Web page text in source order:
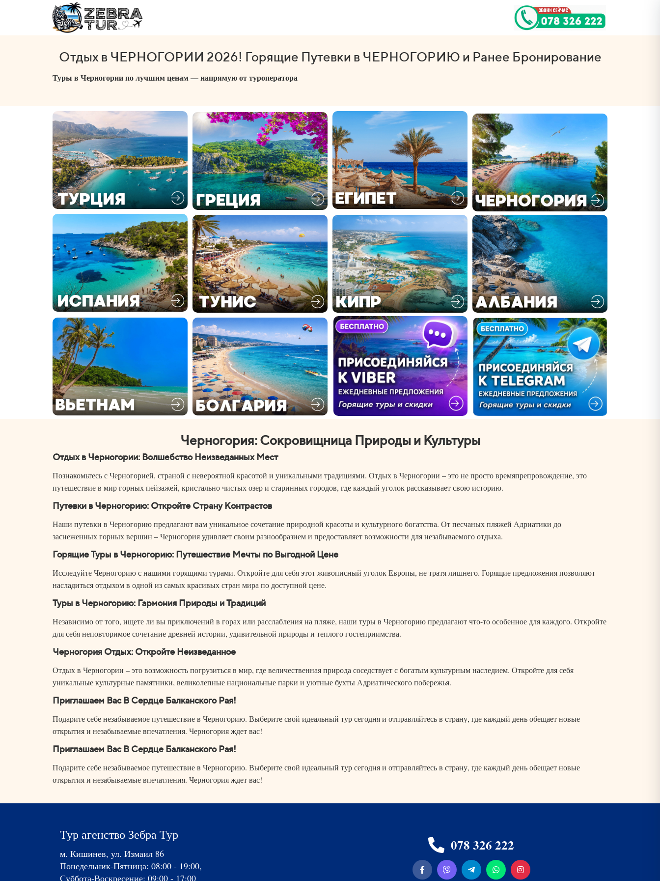
Отдых в ЧЕРНОГОРИИ 2026! Горящие Путевки в ЧЕРНОГОРИЮ и Ранее Бронирование
Туры в Черногории по лучшим ценам — напрямую от туроператора
Черногория: Сокровищница Природы и Культуры
Отдых в Черногории: Волшебство Неизведанных Мест
Познакомьтесь с Черногорией, страной с невероятной красотой и уникальными традициями. Отдых в Черногории – это не просто времяпрепровождение, это
путешествие в мир горных пейзажей, кристально чистых озер и старинных городов, где каждый уголок рассказывает свою историю.
Путевки в Черногорию: Откройте Страну Контрастов
Наши путевки в Черногорию предлагают вам уникальное сочетание природной красоты и культурного богатства. От песчаных пляжей Адриатики до
заснеженных горных вершин – Черногория удивляет своим разнообразием и предоставляет возможности для незабываемого отдыха.
Горящие Туры в Черногорию: Путешествие Мечты по Выгодной Цене
Исследуйте Черногорию с нашими горящими турами. Откройте для себя этот живописный уголок Европы, не тратя лишнего. Горящие предложения позволяют
насладиться отдыхом в одной из самых красивых стран мира по доступной цене.
Туры в Черногорию: Гармония Природы и Традиций
Независимо от того, ищете ли вы приключений в горах или расслабления на пляже, наши туры в Черногорию предлагают что-то особенное для каждого. Откройте
для себя неповторимое сочетание древней истории, удивительной природы и теплого гостеприимства.
Черногория Отдых: Откройте Неизведанное
Отдых в Черногории – это возможность погрузиться в мир, где величественная природа соседствует с богатым культурным наследием. Откройте для себя
уникальные культурные памятники, великолепные национальные парки и уютные бухты Адриатического побережья.
Приглашаем Вас В Сердце Балканского Рая!
Подарите себе незабываемое путешествие в Черногорию. Выберите свой идеальный тур сегодня и отправляйтесь в страну, где каждый день обещает новые
открытия и незабываемые впечатления. Черногория ждет вас!
Приглашаем Вас В Сердце Балканского Рая!
Подарите себе незабываемое путешествие в Черногорию. Выберите свой идеальный тур сегодня и отправляйтесь в страну, где каждый день обещает новые
открытия и незабываемые впечатления. Черногория ждет вас!
Тур агенство Зебра Тур
м. Кишинев, ул. Измаил 86
Понедельник-Пятница: 08:00 - 19:00,
Суббота-Воскресение: 09:00 - 17:00
078 326 222